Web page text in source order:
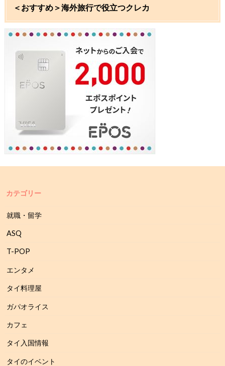
＜おすすめ＞海外旅行で役立つクレカ
カテゴリー
就職・留学
ASQ
T-POP
エンタメ
タイ料理屋
ガパオライス
カフェ
タイ入国情報
タイのイベント